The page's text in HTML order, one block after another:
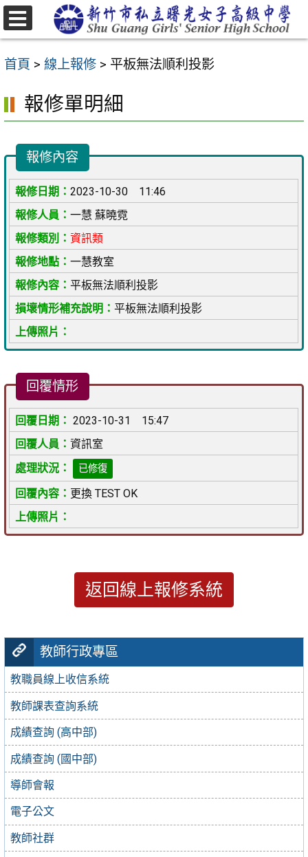
跳
至
要
容
首頁 > 線上報修 > 平板無法順利投影
教師行政專區
教職員線上收信系統
教師課表查詢系統
成績查詢 (高中部)
成績查詢 (國中部)
導師會報
電子公文
教師社群
報修單明細
報修內容
2023-10-30 11:46
一慧 蘇曉霓
資訊類
一慧教室
平板無法順利投影
平板無法順利投影
回覆情形
2023-10-31 15:47
資訊室
已修復
更換 TEST OK
返回線上報修系統
選
單